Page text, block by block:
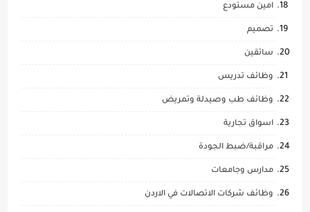
امين مستودع
تصميم
سائقين
وظائف تدريس
وظائف طب وصيدلة وتمريض
اسواق تجارية
مراقبة/ضبط الجودة
مدارس وجامعات
وظائف شركات الاتصالات في الاردن